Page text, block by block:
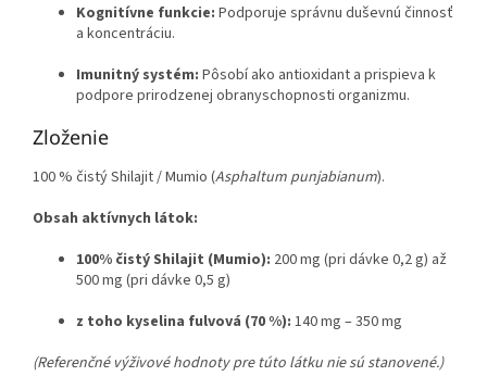
Kognitívne funkcie: Podporuje správnu duševnú činnosť
a koncentráciu.
Imunitný systém: Pôsobí ako antioxidant a prispieva k
podpore prirodzenej obranyschopnosti organizmu.
Zloženie
100 % čistý Shilajit / Mumio (Asphaltum punjabianum).
Obsah aktívnych látok:
100% čistý Shilajit (Mumio): 200 mg (pri dávke 0,2 g) až
500 mg (pri dávke 0,5 g)
z toho kyselina fulvová (70 %): 140 mg – 350 mg
(Referenčné výživové hodnoty pre túto látku nie sú stanovené.)